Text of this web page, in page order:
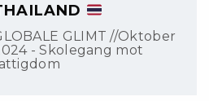
GLIMT //Oktober
- Skolegang mot